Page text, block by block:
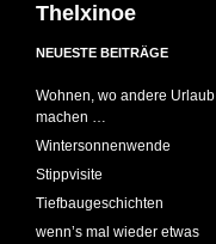
Thelxinoe
NEUESTE BEITRÄGE
Wohnen, wo andere Urlaub
machen …
Wintersonnenwende
Stippvisite
Tiefbaugeschichten
wenn’s mal wieder etwas